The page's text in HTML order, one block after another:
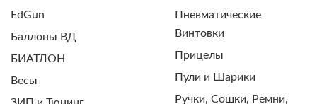
EdGun
Баллоны ВД
БИАТЛОН
Весы
Пневматические
Винтовки
Прицелы
Пули и Шарики
Ручки, Сошки, Ремни,